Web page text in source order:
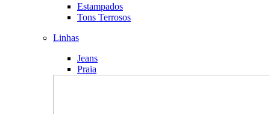
Estampados
Tons Terrosos
Linhas
Jeans
Praia